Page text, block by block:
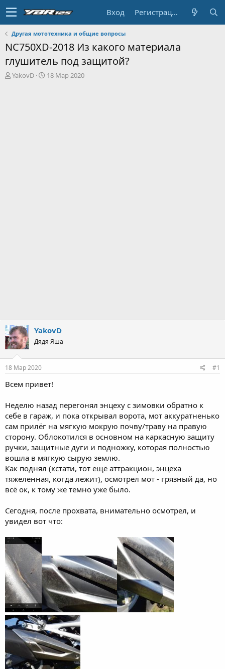
Вход Регистрация
Другая мототехника и общие вопросы
NC750XD-2018 Из какого материала
глушитель под защитой?
А
YakovD
Д
18 Мар 2020
YakovD
Дядя Яша
18 Мар 2020 #1
Всем привет!
Неделю назад перегонял энцеху с зимовки обратно к
себе в гараж, и пока открывал ворота, мот аккуратненько
сам прилёг на мягкую мокрую почву/траву на правую
сторону. Облокотился в основном на каркасную защиту
ручки, защитные дуги и подножку, которая полностью
вошла в мягкую сырую землю.
Как поднял (кстати, тот ещё аттракцион, энцеха
тяжеленная, когда лежит), осмотрел мот - грязный да, но
всё ок, к тому же темно уже было.
Сегодня, после прохвата, внимательно осмотрел, и
увидел вот что: